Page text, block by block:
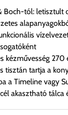
Boch-tól: letisztult
kézművesség 270
tisztán tartja a
a Timeline vagy
akasztható